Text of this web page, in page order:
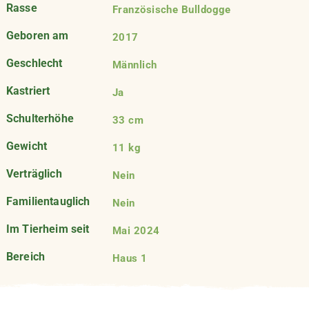
Rasse Französische Bulldogge
Geboren am 2017
Geschlecht Männlich
Kastriert Ja
Schulterhöhe 33 cm
Gewicht 11 kg
Verträglich Nein
Familientauglich Nein
Im Tierheim seit Mai 2024
Bereich Haus 1